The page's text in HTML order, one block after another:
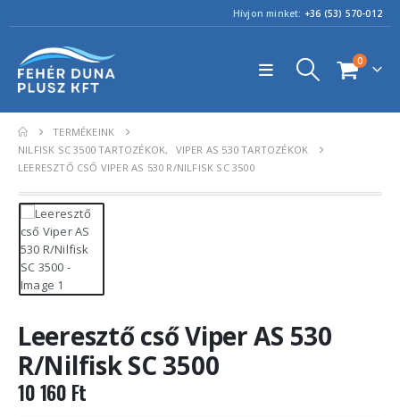
Hívjon minket: +36 (53) 570-012
0
TERMÉKEINK
NILFISK SC 3500 TARTOZÉKOK,
VIPER AS 530 TARTOZÉKOK
LEERESZTŐ CSŐ VIPER AS 530 R/NILFISK SC 3500
Leeresztő cső Viper AS 530
R/Nilfisk SC 3500
10 160 Ft